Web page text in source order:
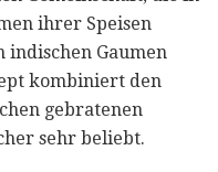
ihrer Speisen
indischen Gaumen
kombiniert den
gebratenen
sehr beliebt.